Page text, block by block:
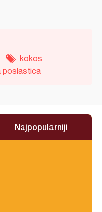
kokos
poslastica
Najpopularniji